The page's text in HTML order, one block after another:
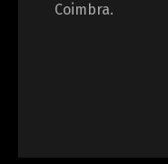
Coimbra.